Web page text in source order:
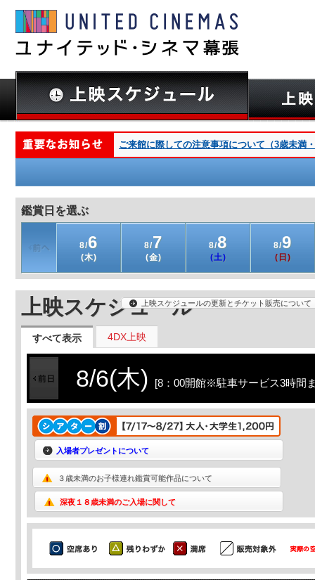
ご来館に際しての注意事項について（3歳未満
鑑賞日を選ぶ
8/6
(木)
8/7
(金)
8/8
(土)
8/9
(日)
上映スケジュール
すべて表示 4DX上映
上映スケジュールの更新とチケット販売について
8/6(木) [8：00開館※駐車サービス3時間
入場者プレゼントについて
３歳未満のお子様連れ鑑賞可能作品について
深夜１８歳未満のご入場に関して